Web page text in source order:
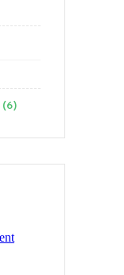
(6)